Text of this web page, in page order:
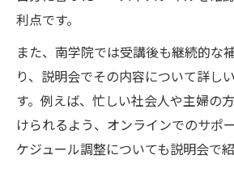
利点です。
また、南学院では受講後も継続的な
り、説明会でその内容について詳し
す。例えば、忙しい社会人や主婦の
けられるよう、オンラインでのサポ
ケジュール調整についても説明会で